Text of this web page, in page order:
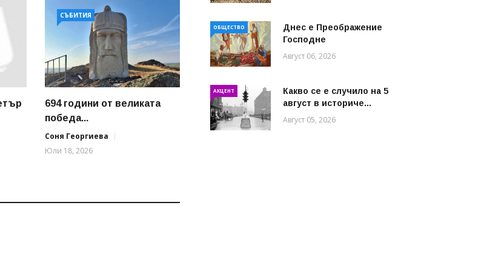
СЪБИТИЯ
694 години от великата
победа...
Соня Георгиева
Юли 18, 2026
ОБЩЕСТВО
Днес е Преображение
Господне
Август 06, 2026
АКЦЕНТ
Какво се е случило на 5
август в историче...
Август 05, 2026